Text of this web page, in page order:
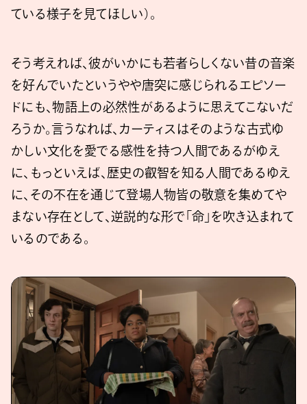
ている様子を見てほしい）。
そう考えれば、彼がいかにも若者らしくない昔の音楽
を好んでいたというやや唐突に感じられるエピソー
ドにも、物語上の必然性があるように思えてこないだ
ろうか。言うなれば、カーティスはそのような古式ゆ
かしい文化を愛でる感性を持つ人間であるがゆえ
に、もっといえば、歴史の叡智を知る人間であるゆえ
に、その不在を通じて登場人物皆の敬意を集めてや
まない存在として、逆説的な形で「命」を吹き込まれて
いるのである。